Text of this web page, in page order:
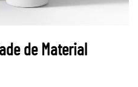
de Material